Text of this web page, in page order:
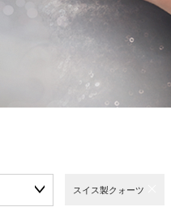
スイス製クォーツ